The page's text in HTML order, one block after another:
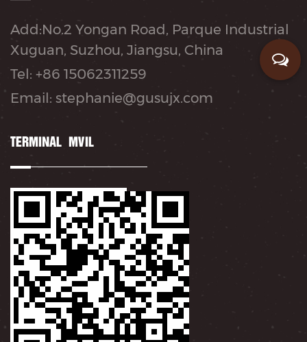
Add:No.2 Yongan Road, Parque Industrial
Xuguan, Suzhou, Jiangsu, China
Tel: +86 15062311259
Email: stephanie@gusujx.com
TERMINAL MÓVIL